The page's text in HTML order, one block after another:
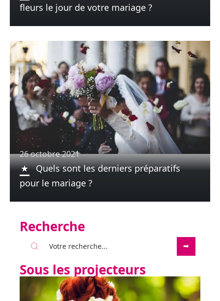
fleurs le jour de votre mariage ?
26 octobre 2021
Quels sont les derniers préparatifs
pour le mariage ?
Recherche
Sous les projecteurs